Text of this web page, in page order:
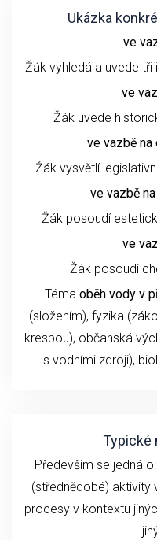
Ukázka
ve
Žák vyhledá a uvede tři
ve
Žák uvede
ve vazbě na
Žák vysvětlí
ve vazbě
Žák posoudí
ve
Žák posoudí
Téma oběh vody v
(složením), fyzika
kresbou), občanská
s vodními zdroji),
Typické
Především se jedná
(střednědobé)
procesy v kontextu